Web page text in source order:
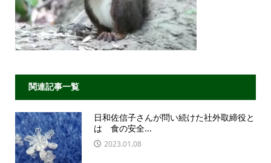
関連記事一覧
日和佐信子さんが問い続けた社外取締役と
は 食の安全...
2023.01.08